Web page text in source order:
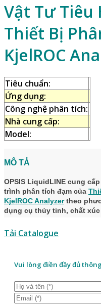
Vật Tư Tiêu
Thiết Bị
KjelROC
Tiêu chuẩn:
Ứng dụng:
Công nghệ phân tích:
Nhà cung cấp:
Model:
MÔ TẢ
OPSIS LiquidLINE cung
trình phân tích đạm của
KjelROC Analyzertheo
dụng cụ thủy tinh, chất
Tải Catalogue
Vui lòng điền đầy đủ